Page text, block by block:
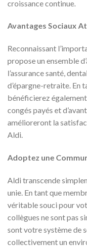
croissance continue.
Avantages Sociaux
Reconnaissant
propose un ensemble
l’assurance santé,
d’épargne-retraite. En
bénéficierez
congés payés et
amélioreront la
Aldi.
Adoptez une
Aldi transcende
unie. En tant que
véritable souci pour
collègues ne sont pas
sont votre système de
collectivement un